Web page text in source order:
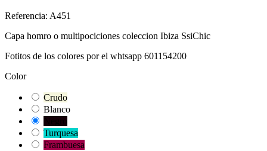
Referencia: A451
Capa homro o multipociciones coleccion Ibiza SsiChic
Fotitos de los colores por el whtsapp 601154200
Color
Crudo
Blanco
Turquesa
Frambuesa